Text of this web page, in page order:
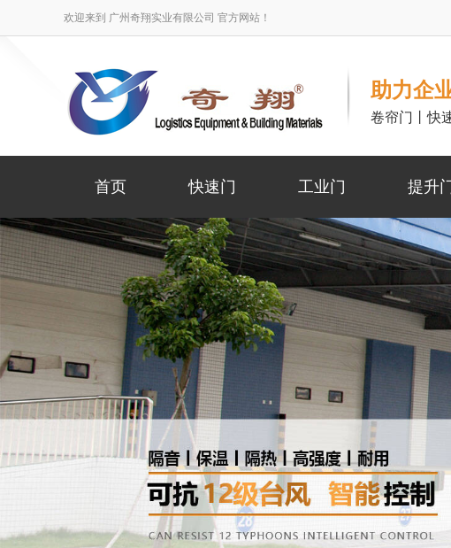
欢迎来到 广州奇翔实业有限公司 官方网站！
助力企
卷帘门丨快
首页 快速门 工业门 提升